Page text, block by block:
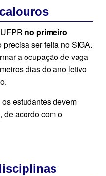
no primeiro
precisa ser feita no SIGA.
a ocupação de vaga
dias do ano letivo
estudantes devem
de acordo com o